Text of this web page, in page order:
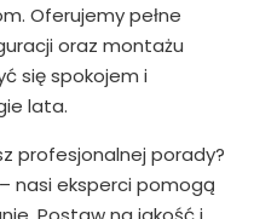
Oferujemy pełne
oraz montażu
się spokojem i
lata.
profesjonalnej porady?
nasi eksperci pomogą